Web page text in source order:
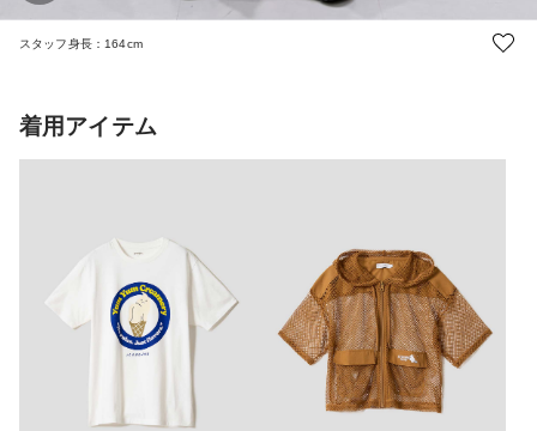
スタッフ身長：164cm
着用アイテム